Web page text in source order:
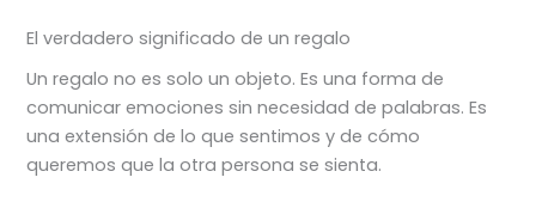
El verdadero significado de un regalo
Un regalo no es solo un objeto. Es una forma de
comunicar emociones sin necesidad de palabras. Es
una extensión de lo que sentimos y de cómo
queremos que la otra persona se sienta.